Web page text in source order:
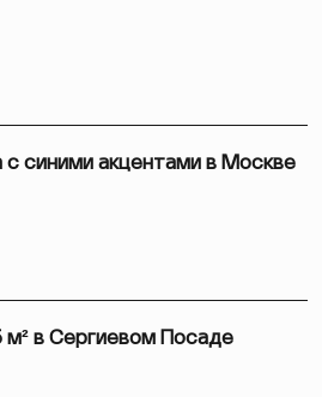
с синими акцентами в Москве
м² в Сергиевом Посаде